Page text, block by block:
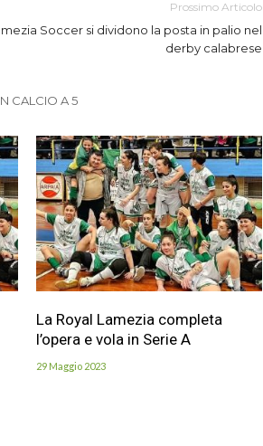
Prossimo Articolo
Soccer si dividono la posta in palio nel
derby calabrese
CALCIO A 5
La Royal Lamezia completa
l’opera e vola in Serie A
29 Maggio 2023